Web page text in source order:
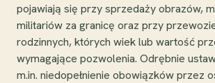
pojawiają się przy sprzedaży obrazów,
militariów za granicę oraz przy
rodzinnych, których wiek lub wartość
wymagające pozwolenia. Odrębnie
m.in. niedopełnienie obowiązków przez